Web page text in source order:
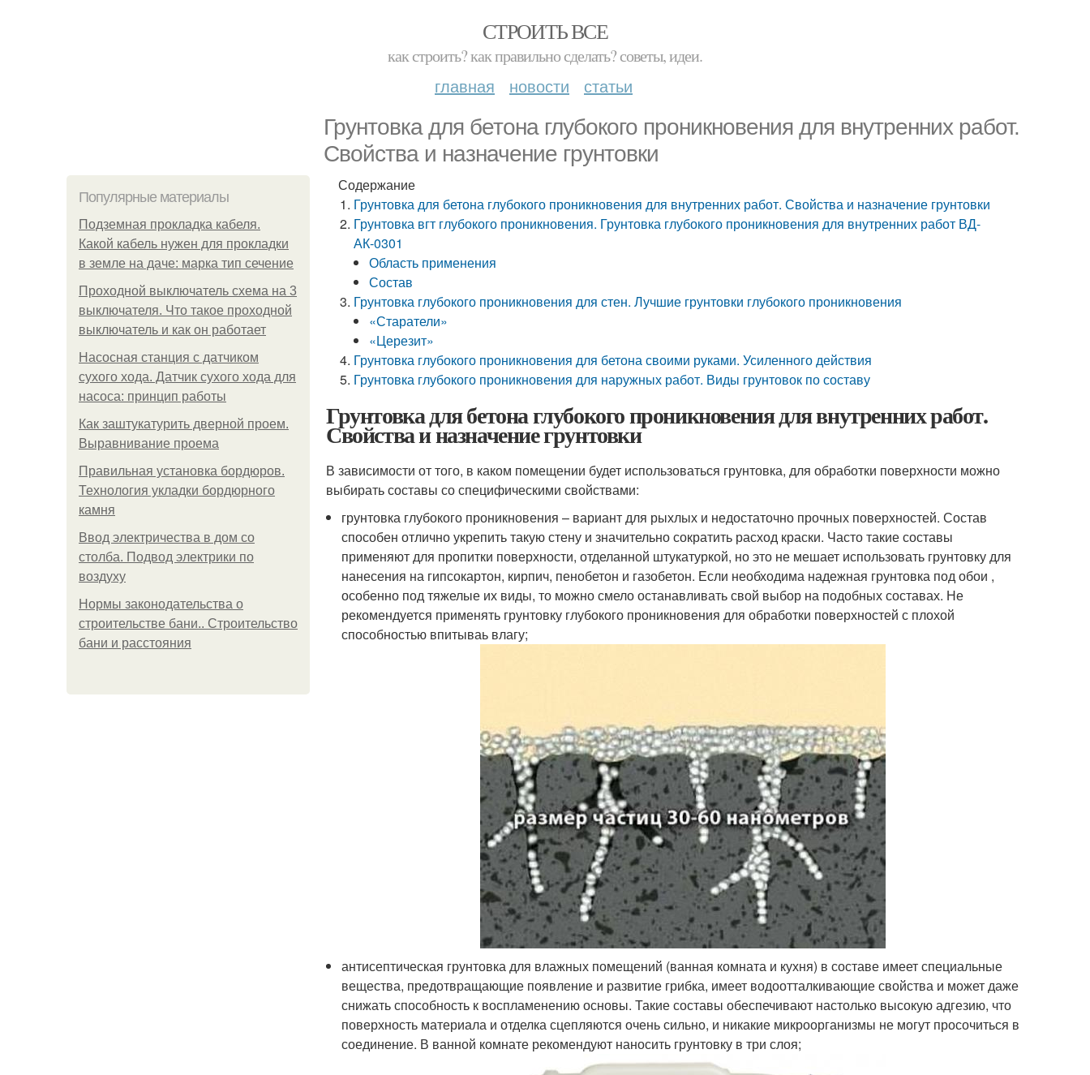
СТРОИТЬ ВСЕ
как строить? как правильно сделать? советы, идеи.
главная новости статьи
Грунтовка для бетона глубокого проникновения для внутренних работ.
Свойства и назначение грунтовки
Популярные материалы
Подземная прокладка кабеля.
Какой кабель нужен для прокладки
в земле на даче: марка тип сечение
Проходной выключатель схема на 3
выключателя. Что такое проходной
выключатель и как он работает
Насосная станция с датчиком
сухого хода. Датчик сухого хода для
насоса: принцип работы
Как заштукатурить дверной проем.
Выравнивание проема
Правильная установка бордюров.
Технология укладки бордюрного
камня
Ввод электричества в дом со
столба. Подвод электрики по
воздуху
Нормы законодательства о
строительстве бани.. Строительство
бани и расстояния
Содержание
Грунтовка для бетона глубокого проникновения для внутренних работ. Свойства и назначение грунтовки
Грунтовка вгт глубокого проникновения. Грунтовка глубокого проникновения для внутренних работ ВД-
АК-0301
Область применения
Состав
Грунтовка глубокого проникновения для стен. Лучшие грунтовки глубокого проникновения
«Старатели»
«Церезит»
Грунтовка глубокого проникновения для бетона своими руками. Усиленного действия
Грунтовка глубокого проникновения для наружных работ. Виды грунтовок по составу
Грунтовка для бетона глубокого проникновения для внутренних работ.
Свойства и назначение грунтовки
В зависимости от того, в каком помещении будет использоваться грунтовка, для обработки поверхности можно
выбирать составы со специфическими свойствами:
грунтовка глубокого проникновения – вариант для рыхлых и недостаточно прочных поверхностей. Состав
способен отлично укрепить такую стену и значительно сократить расход краски. Часто такие составы
применяют для пропитки поверхности, отделанной штукатуркой, но это не мешает использовать грунтовку для
нанесения на гипсокартон, кирпич, пенобетон и газобетон. Если необходима надежная грунтовка под обои ,
особенно под тяжелые их виды, то можно смело останавливать свой выбор на подобных составах. Не
рекомендуется применять грунтовку глубокого проникновения для обработки поверхностей с плохой
способностью впитываь влагу;
антисептическая грунтовка для влажных помещений (ванная комната и кухня) в составе имеет специальные
вещества, предотвращающие появление и развитие грибка, имеет водоотталкивающие свойства и может даже
снижать способность к воспламенению основы. Такие составы обеспечивают настолько высокую адгезию, что
поверхность материала и отделка сцепляются очень сильно, и никакие микроорганизмы не могут просочиться в
соединение. В ванной комнате рекомендуют наносить грунтовку в три слоя;